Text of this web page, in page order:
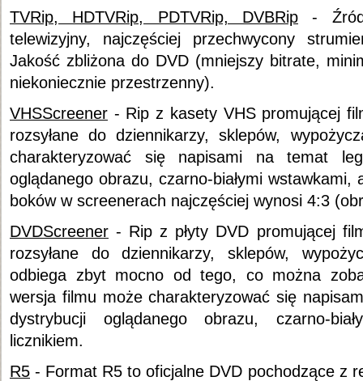
TVRip, HDTVRip, PDTVRip, DVBRip -
telewizyjny, najczęściej przechwycony
Jakość zbliżona do DVD (mniejszy bitrate,
niekoniecznie przestrzenny).
VHSScreener - Rip z kasety VHS promującej
rozsyłane do dziennikarzy, sklepów,
charakteryzować się napisami na temat
oglądanego obrazu, czarno-białymi wstawkami,
boków w screenerach najczęściej wynosi 4:3
DVDScreener - Rip z płyty DVD promującej
rozsyłane do dziennikarzy, sklepów,
odbiega zbyt mocno od tego, co można
wersja filmu może charakteryzować się
dystrybucji oglądanego obrazu, czarno-
licznikiem.
R5 - Format R5 to oficjalne DVD pochodzące z